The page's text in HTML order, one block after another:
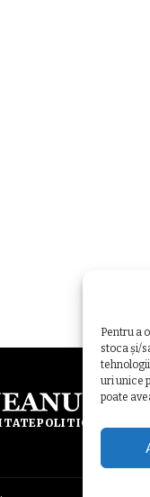
Pentru a
stoca și/
uri unice
poate
POLITICA DE